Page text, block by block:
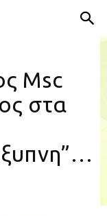
Msc
στα